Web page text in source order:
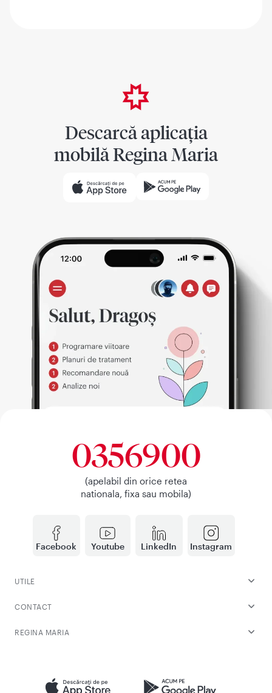
Descarcă aplicația
mobilă Regina Maria
Facebook Youtube LinkedIn Instagram
0356900
(apelabil din orice retea
nationala, fixa sau mobila)
UTILE
CONTACT
REGINA MARIA